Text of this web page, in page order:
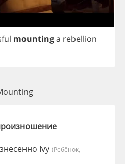
mountinga rebellion
Ivy (Ребёнок,